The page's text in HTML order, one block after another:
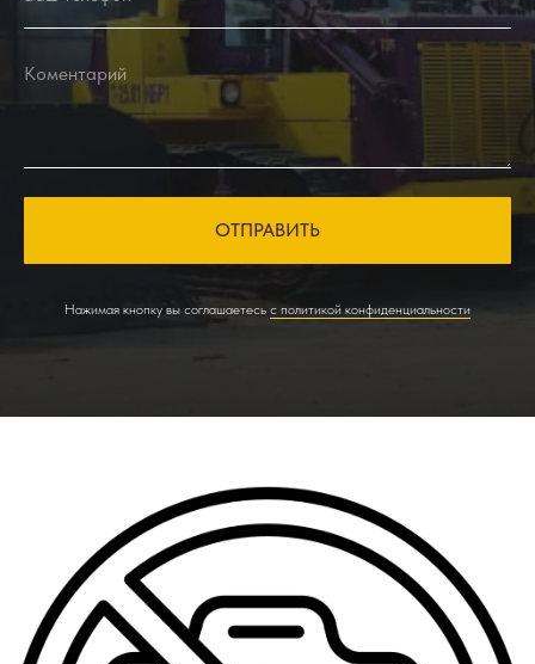
ОТПРАВИТЬ
Нажимая кнопку вы соглашаетесь с политикой конфиденциальности